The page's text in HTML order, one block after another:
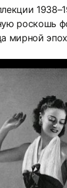
роскошь
мирной